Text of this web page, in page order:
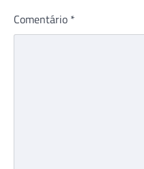
Comentário *